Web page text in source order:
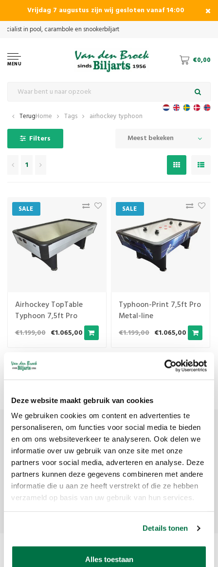
Deze website maakt gebruik van cookies
We gebruiken cookies om content en advertenties te
personaliseren, om functies voor social media te bieden
en om ons websiteverkeer te analyseren. Ook delen we
informatie over uw gebruik van onze site met onze
partners voor social media, adverteren en analyse. Deze
partners kunnen deze gegevens combineren met andere
informatie die u aan ze heeft verstrekt of die ze hebben
verzameld op basis van uw gebruik van hun services.
Details tonen
Alles toestaan
Vrijdag 7 augustus zijn wij gesloten vanaf 14:00
MENU €0,00
TerugHome Tags airhockey typhoon
Filters Meest bekeken
1
SALE
Airhockey TopTable
Typhoon 7,5ft Pro
Metal-line 1
€1.199,00 €1.065,00
SALE
Typhoon-Print 7,5ft Pro
Metal-line
€1.199,00 €1.065,00
Meest bekeken 1
Meld je aan voor onze nieuwsbrief
Ontvang de laatste updates, nieuws en aanbiedingen via email
Abonneer